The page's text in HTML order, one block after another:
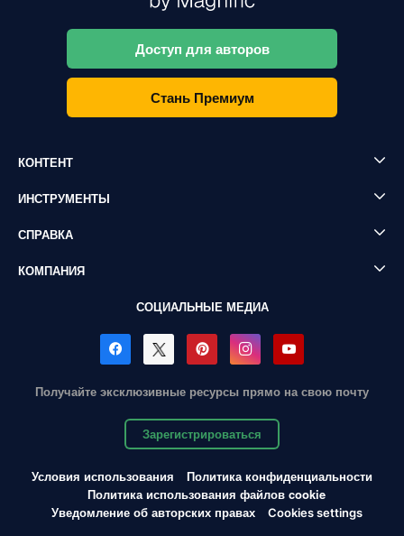
Доступ для авторов
Стань Премиум
КОНТЕНТ
ИНСТРУМЕНТЫ
СПРАВКА
КОМПАНИЯ
СОЦИАЛЬНЫЕ МЕДИА
Получайте эксклюзивные ресурсы прямо на свою почту
Зарегистрироваться
Условия использования
Политика конфиденциальности
Политика использования файлов cookie
Уведомление об авторских правах
Cookies settings